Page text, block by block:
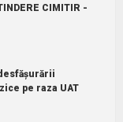
CIMITIR -
pe raza UAT